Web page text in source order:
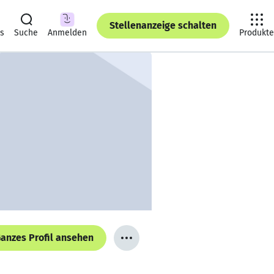
Suche Anmelden
Stellenanzeige schalten
Produkte
Profil ansehen